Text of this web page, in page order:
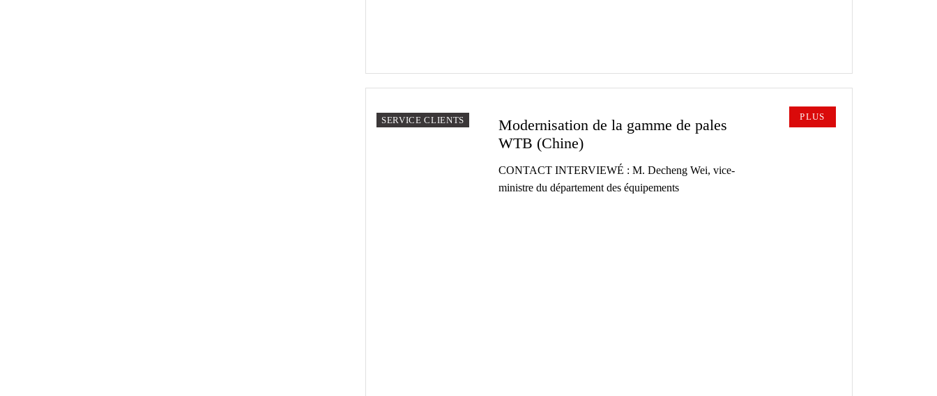
SERVICE CLIENTS
Modernisation de la gamme de pales
WTB (Chine)
CONTACT INTERVIEWÉ : M. Decheng Wei, vice-
ministre du département des équipements
PLUS